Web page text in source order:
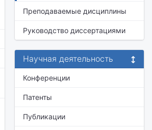
Преподаваемые дисциплины
Руководство диссертациями
Научная деятельность
Конференции
Патенты
Публикации